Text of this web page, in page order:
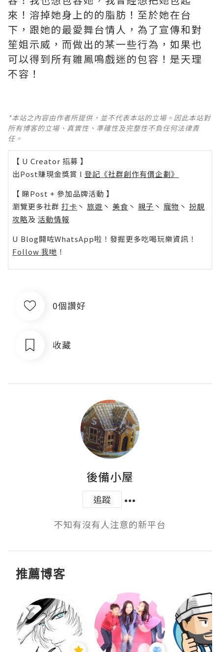
來！溶掉她身上的的脂肪！至於她在台
下，跟她的最愛舞台情人，為了宣傳和對
笙姐示威，而做出的某一些行為，如果也
可以得到所有雛鳳鳴戲迷的包容！是天理
不容！
*本站之內容由作者所提供，並不代表本站的立場。因此本站對
所有博客的立場、真實性、準確性及完整性不負任何法律責
任。
【 U Creator 招募 】
出Post賺現金獎賞 l 登記《社群創作有價企劃》
【 睇Post + 參加品牌活動 】
瀏覽更多社群 打卡 丶 旅遊 丶 美食 丶 親子 丶 寵物 丶 扮靚
攻略及 活動情報
U Blog開咗WhatsApp啦！發掘更多吃喝玩樂資訊！
Follow 我哋 ！
0個讚好
收藏
後備小屋
追蹤
不知有沒有人注意的新平台
推薦博客